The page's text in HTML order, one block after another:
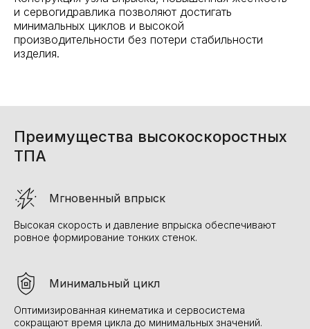
и сервогидравлика позволяют достигать
минимальных циклов и высокой
производительности без потери стабильности
изделия.
Преимущества высокоскоростных
ТПА
Мгновенный впрыск
Высокая скорость и давление впрыска обеспечивают
ровное формирование тонких стенок.
Минимальный цикл
Оптимизированная кинематика и сервосистема
сокращают время цикла до минимальных значений.